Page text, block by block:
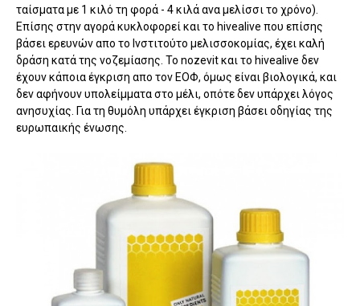
ταίσματα με 1 κιλό τη φορά - 4 κιλά ανα μελίσσι το χρόνο).
Επίσης στην αγορά κυκλοφορεί και το hivealive που επίσης
βάσει ερευνών απο το Ινστιτούτο μελισσοκομίας, έχει καλή
δράση κατά της νοζεμίασης. Το nozevit και το hivealive δεν
έχουν κάποια έγκριση απο τον ΕΟΦ, όμως είναι βιολογικά, και
δεν αφήνουν υπολείμματα στο μέλι, οπότε δεν υπάρχει λόγος
ανησυχίας. Για τη θυμόλη υπάρχει έγκριση βάσει οδηγίας της
ευρωπαικής ένωσης.